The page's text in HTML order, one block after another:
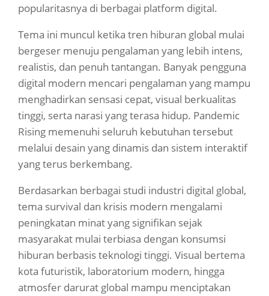
popularitasnya di berbagai platform digital.
Tema ini muncul ketika tren hiburan global mulai
bergeser menuju pengalaman yang lebih intens,
realistis, dan penuh tantangan. Banyak pengguna
digital modern mencari pengalaman yang mampu
menghadirkan sensasi cepat, visual berkualitas
tinggi, serta narasi yang terasa hidup. Pandemic
Rising memenuhi seluruh kebutuhan tersebut
melalui desain yang dinamis dan sistem interaktif
yang terus berkembang.
Berdasarkan berbagai studi industri digital global,
tema survival dan krisis modern mengalami
peningkatan minat yang signifikan sejak
masyarakat mulai terbiasa dengan konsumsi
hiburan berbasis teknologi tinggi. Visual bertema
kota futuristik, laboratorium modern, hingga
atmosfer darurat global mampu menciptakan